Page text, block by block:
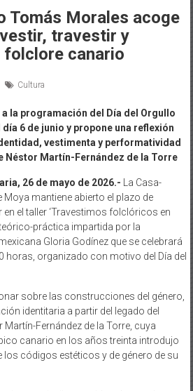
Tomás Morales acoge
travestir y
canario
Cultura
la programación del Día del Orgullo
día 6 de junio y propone una reflexión
vestimenta y performatividad
Néstor Martín-Fernández de la Torre
26 de mayo de 2026.- La Casa-
mantiene abierto el plazo de
el taller ‘Travestimos folclóricos en
práctica impartida por la
Gloria Godínez que se celebrará
horas, organizado con motivo del Día del
sobre las construcciones del género,
identitaria a partir del legado del
Fernández de la Torre, cuya
canario en los años treinta introdujo
códigos estéticos y de género de su